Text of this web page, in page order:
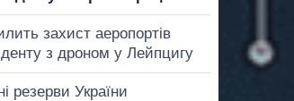
захист аеропортів
з дроном у Лейпцигу
резерви України